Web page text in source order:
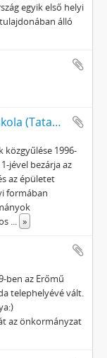
egyik első helyi
álló
Arany János Általános Iskola (Tatabánya Újváros)
1996-
jével bezárja az
az épületet
formában
... »
ben az Erőmű
telephelyévé vált.
az önkormányzat